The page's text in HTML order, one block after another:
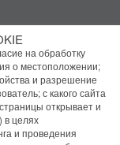
на обработку
о местоположении;
и разрешение
с какого сайта
открывает и
в целях
и проведения